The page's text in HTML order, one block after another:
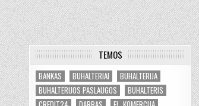
TEMOS
BANKAS BUHALTERIAI
BUHALTERIJA
BUHALTERIJOS PASLAUGOS
BUHALTERIS